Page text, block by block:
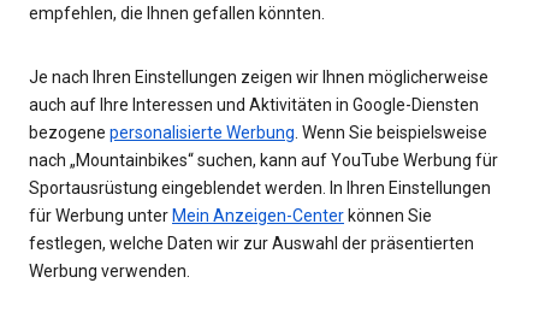
empfehlen, die Ihnen gefallen könnten.
Je nach Ihren Einstellungen zeigen wir Ihnen möglicherweise
auch auf Ihre Interessen und Aktivitäten in Google-Diensten
bezogene personalisierte Werbung . Wenn Sie beispielsweise
nach „Mountainbikes“ suchen, kann auf YouTube Werbung für
Sportausrüstung eingeblendet werden. In Ihren Einstellungen
für Werbung unterMein Anzeigen-Centerkönnen Sie
festlegen, welche Daten wir zur Auswahl der präsentierten
Werbung verwenden.